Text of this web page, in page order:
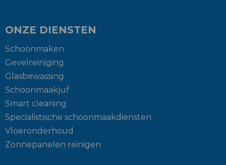
ONZE DIENSTEN
Schoonmaken
Gevelreiniging
Glasbewassing
Schoonmaakjuf
Smart cleaning
Specialistische schoonmaakdiensten
Vloeronderhoud
Zonnepanelen reinigen